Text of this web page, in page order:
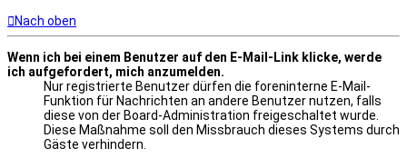
Nach oben
Wenn ich bei einem Benutzer auf den E-Mail-Link klicke, werde
ich aufgefordert, mich anzumelden.
Nur registrierte Benutzer dürfen die foreninterne E-Mail-
Funktion für Nachrichten an andere Benutzer nutzen, falls
diese von der Board-Administration freigeschaltet wurde.
Diese Maßnahme soll den Missbrauch dieses Systems durch
Gäste verhindern.